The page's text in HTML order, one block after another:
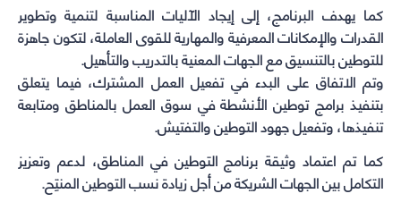
كما يهدف البرنامج، إلى إيجاد الآليات المناسبة لتنمية وتطوير
القدرات والإمكانات المعرفية والمهارية للقوى العاملة، لتكون جاهزة
للتوطين بالتنسيق مع الجهات المعنية بالتدريب والتأهيل.
وتم الاتفاق على البدء في تفعيل العمل المشترك، فيما يتعلق
بتنفيذ برامج توطين الأنشطة في سوق العمل بالمناطق ومتابعة
تنفيذها، وتفعيل جهود التوطين والتفتيش.
كما تم اعتماد وثيقة برنامج التوطين في المناطق، لدعم وتعزيز
التكامل بين الجهات الشريكة من أجل زيادة نسب التوطين المنتِح.